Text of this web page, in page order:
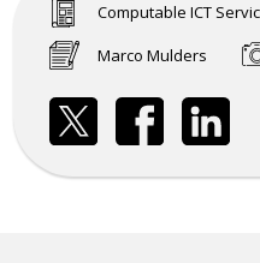
Computable ICT
Marco Mulders